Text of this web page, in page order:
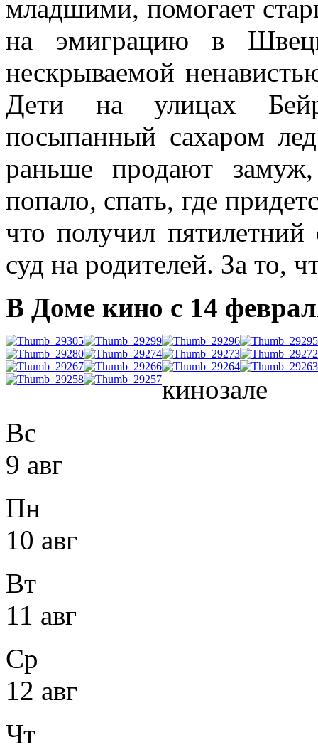
младшими, помогает
на эмиграцию в
нескрываемой
Дети на улицах
посыпанный сахаром
раньше продают
попало, спать, где
что получил
суд на родителей. За то,
В Доме кино с 14
кинозале
Вс
9 авг
Пн
10 авг
Вт
11 авг
Ср
12 авг
Чт